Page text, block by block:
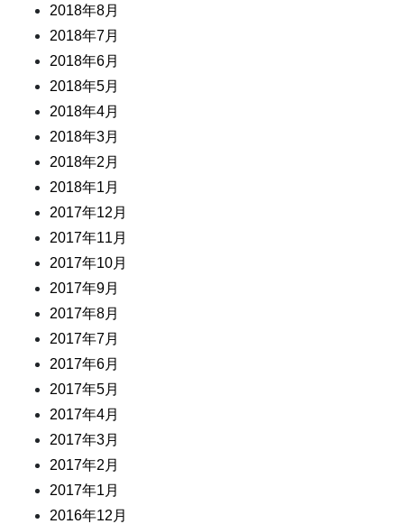
2018年8月
2018年7月
2018年6月
2018年5月
2018年4月
2018年3月
2018年2月
2018年1月
2017年12月
2017年11月
2017年10月
2017年9月
2017年8月
2017年7月
2017年6月
2017年5月
2017年4月
2017年3月
2017年2月
2017年1月
2016年12月